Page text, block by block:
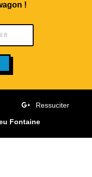
!
Ressuciter
Fontaine